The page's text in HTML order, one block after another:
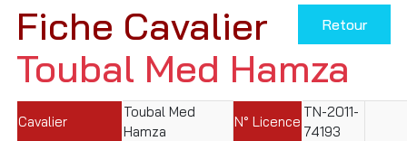
Retour
Fiche Cavalier
Toubal Med Hamza
Cavalier
Toubal Med
Hamza
N° Licence
TN-2011-
74193